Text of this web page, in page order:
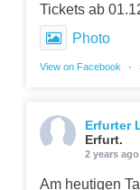
Tickets ab
Photo
View on Facebook ·
Erfurter
Erfurt.
2 years ago
Am heutigen